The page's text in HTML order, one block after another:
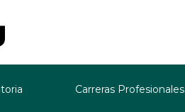
Carreras Profesionales